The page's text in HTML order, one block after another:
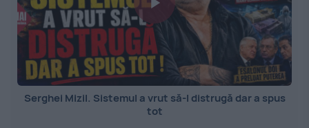
Serghei Mizil. Sistemul a vrut să-l distrugă dar a spus
tot